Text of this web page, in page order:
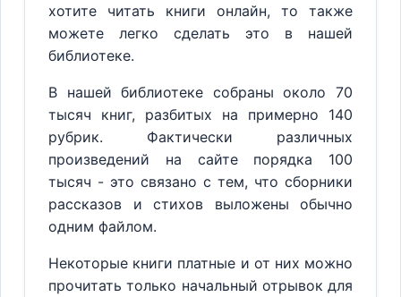
хотите читать книги онлайн, то также
можете легко сделать это в нашей
библиотеке.
В нашей библиотеке собраны около 70
тысяч книг, разбитых на примерно 140
рубрик. Фактически различных
произведений на сайте порядка 100
тысяч - это связано с тем, что сборники
рассказов и стихов выложены обычно
одним файлом.
Некоторые книги платные и от них можно
прочитать только начальный отрывок для